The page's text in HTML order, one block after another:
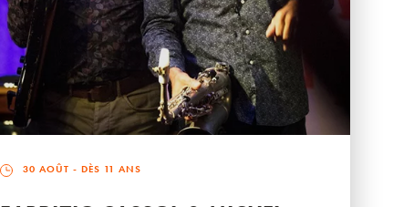
30 AOÛT - DÈS 11 ANS